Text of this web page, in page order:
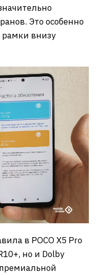
Это особенно
внизу
в POCO X5 Pro
но и Dolby